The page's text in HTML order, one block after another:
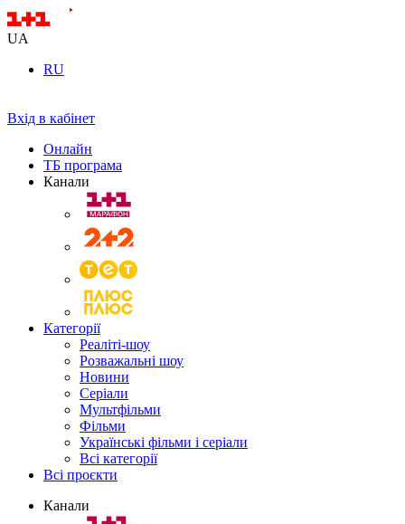
UA
RU
Вхід в кабінет
Онлайн
ТБ програма
Канали
Категорії
Реаліті-шоу
Розважальні шоу
Новини
Серіали
Мультфільми
Фільми
Українські фільми і серіали
Всі категорії
Всі проєкти
Канали